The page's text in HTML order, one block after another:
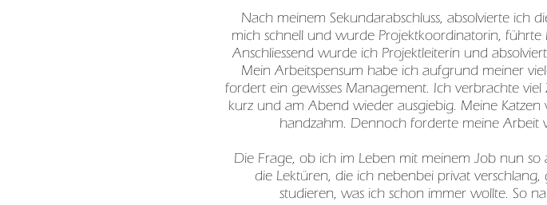
Nach meinem Sekundarabschluss, absolvierte ich
mich schnell und wurde Projektkoordinatorin, führte
Anschliessend wurde ich Projektleiterin und
Mein Arbeitspensum habe ich aufgrund meiner
fordert ein gewisses Management. Ich verbrachte
kurz und am Abend wieder ausgiebig. Meine
handzahm. Dennoch forderte meine Arbeit
Die Frage, ob ich im Leben mit meinem Job nun
die Lektüren, die ich nebenbei privat
studieren, was ich schon immer wollte. So